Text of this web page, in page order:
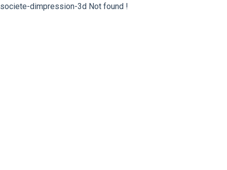
societe-dimpression-3d Not found !